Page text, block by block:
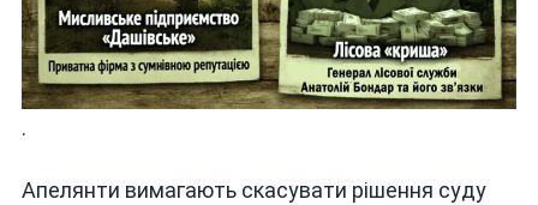
.
Апелянти вимагають скасувати рішення суду